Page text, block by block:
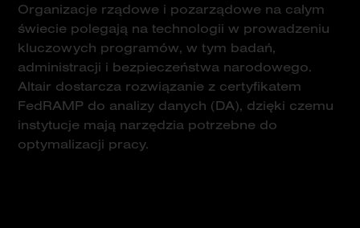
Organizacje rządowe i pozarządowe na całym
świecie polegają na technologii w prowadzeniu
kluczowych programów, w tym badań,
administracji i bezpieczeństwa narodowego.
Altair dostarcza rozwiązanie z certyfikatem
FedRAMP do analizy danych (DA), dzięki czemu
instytucje mają narzędzia potrzebne do
optymalizacji pracy.